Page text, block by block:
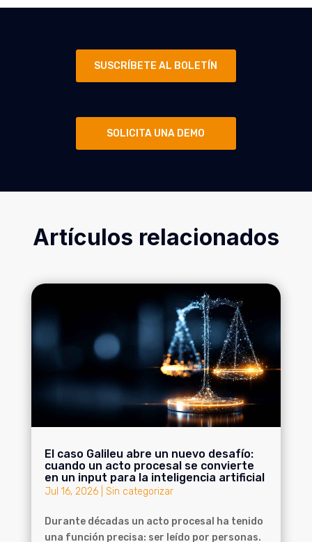
SUSCRÍBETE AL BOLETÍN
SOLICITA UNA DEMO
Artículos relacionados
El caso Galileu abre un nuevo desafío:
cuando un acto procesal se convierte
en un input para la inteligencia artificial
Jul 16, 2026| Sin categorizar
Durante décadas un acto procesal ha tenido
una función precisa: ser leído por personas.